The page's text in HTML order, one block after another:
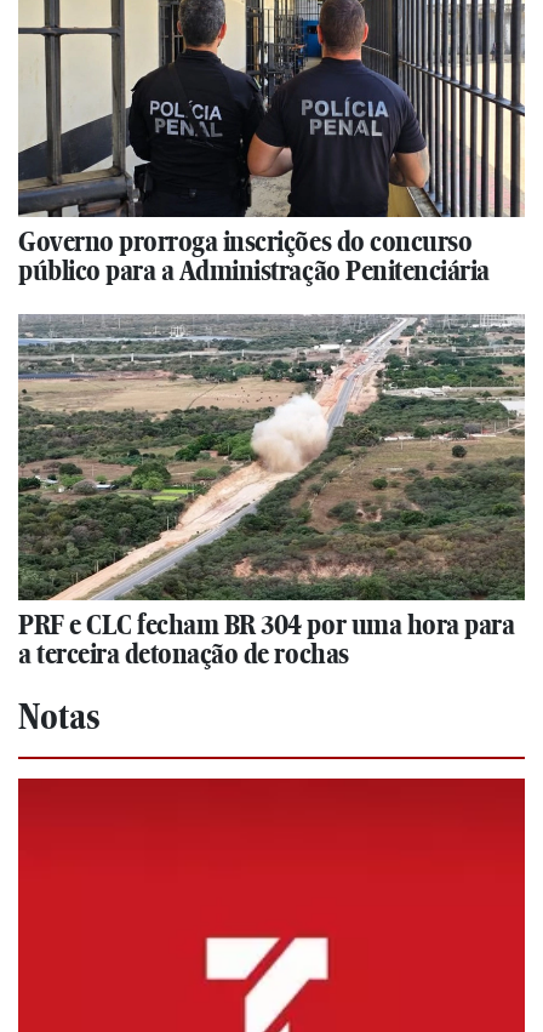
Governo prorroga inscrições do concurso
público para a Administração Penitenciária
PRF e CLC fecham BR 304 por uma hora para
a terceira detonação de rochas
Notas